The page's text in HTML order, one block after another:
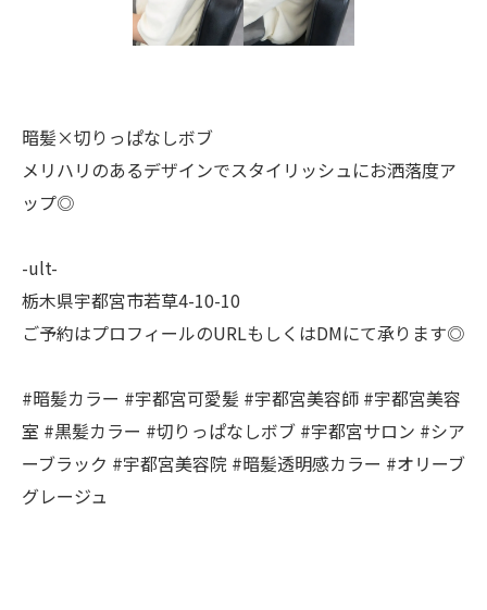
暗髪×切りっぱなしボブ
メリハリのあるデザインでスタイリッシュにお洒落度ア
ップ◎
-ult-
栃木県宇都宮市若草4-10-10
ご予約はプロフィールのURLもしくはDMにて承ります◎
#暗髪カラー #宇都宮可愛髪 #宇都宮美容師 #宇都宮美容
室 #黒髪カラー #切りっぱなしボブ #宇都宮サロン #シア
ーブラック #宇都宮美容院 #暗髪透明感カラー #オリーブ
グレージュ